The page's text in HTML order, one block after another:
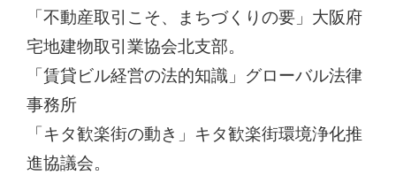
「不動産取引こそ、まちづくりの要」大阪府
宅地建物取引業協会北支部。
「賃貸ビル経営の法的知識」グローバル法律
事務所
「キタ歓楽街の動き」キタ歓楽街環境浄化推
進協議会。